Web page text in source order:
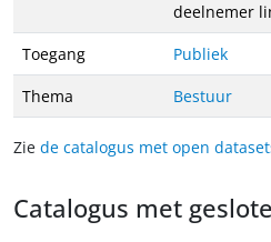
deelnemer
Toegang
Publiek
Thema
Bestuur
Zie de catalogus met open
Catalogus met